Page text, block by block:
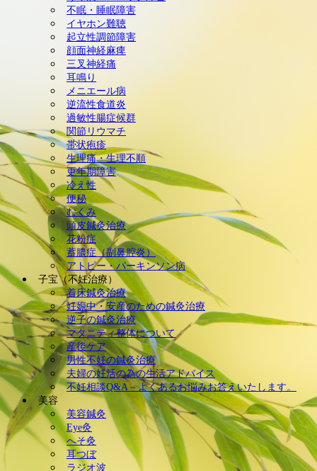
痛 天気痛(気象病) 顔面神経
麻痺 三叉神経痛
不眠・睡眠障害
イヤホン難聴
起立性調節障害
顔面神経麻痺
三叉神経痛
耳鳴り
メニエール病
逆流性食道炎
過敏性腸症候群
関節リウマチ
帯状疱疹
生理痛・生理不順
更年期障害
冷え性
便秘
むくみ
頭皮鍼灸治療
花粉症
蓄膿症（副鼻腔炎）
アトピー・パーキンソン病
子宝（不妊治療）
着床鍼灸治療
妊娠中・安産のための鍼灸治療
逆子の鍼灸治療
マタニティ整体について
産後ケア
男性不妊の鍼灸治療
夫婦の妊活の為の生活アドバイス
不妊相談Q&A – よくあるお悩みお答えいたします。
美容
美容鍼灸
Eye灸
へそ灸
耳つぼ
ラジオ波